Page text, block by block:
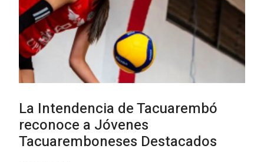
03-08-2026
UTE hizo llamado laboral para
personas en situación de
discapacidad
03-08-2026
NOTICIAS